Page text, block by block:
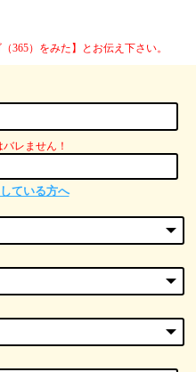
（365）をみた】とお伝え下さい。
レません！
ている方へ